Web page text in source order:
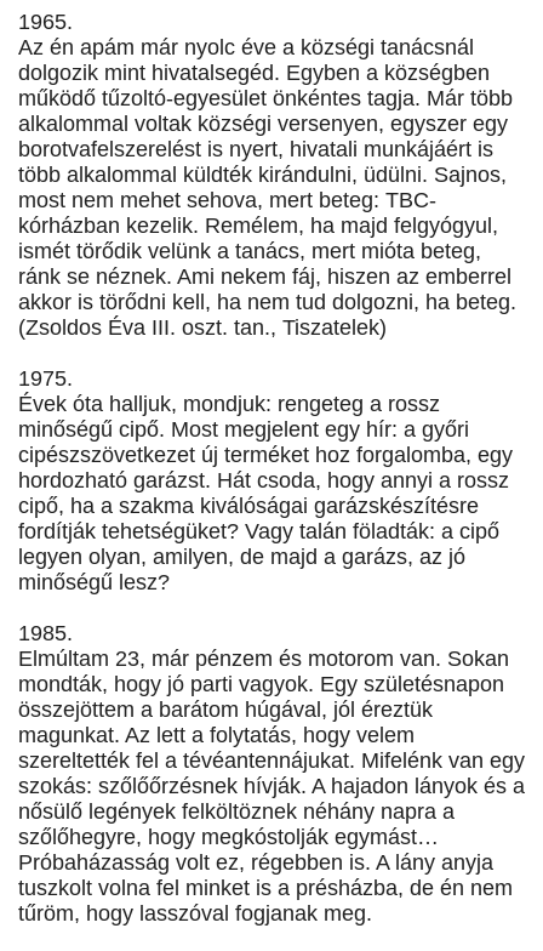
1965.
Az én apám már nyolc éve a községi tanácsnál
dolgozik mint hivatalsegéd. Egyben a községben
működő tűzoltó-egyesület önkéntes tagja. Már több
alkalommal voltak községi versenyen, egyszer egy
borotvafelszerelést is nyert, hivatali munkájáért is
több alkalommal küldték kirándulni, üdülni. Sajnos,
most nem mehet sehova, mert beteg: TBC-
kórházban kezelik. Remélem, ha majd felgyógyul,
ismét törődik velünk a tanács, mert mióta beteg,
ránk se néznek. Ami nekem fáj, hiszen az emberrel
akkor is törődni kell, ha nem tud dolgozni, ha beteg.
(Zsoldos Éva III. oszt. tan., Tiszatelek)
1975.
Évek óta halljuk, mondjuk: rengeteg a rossz
minőségű cipő. Most megjelent egy hír: a győri
cipészszövetkezet új terméket hoz forgalomba, egy
hordozható garázst. Hát csoda, hogy annyi a rossz
cipő, ha a szakma kiválóságai garázskészítésre
fordítják tehetségüket? Vagy talán föladták: a cipő
legyen olyan, amilyen, de majd a garázs, az jó
minőségű lesz?
1985.
Elmúltam 23, már pénzem és motorom van. Sokan
mondták, hogy jó parti vagyok. Egy születésnapon
összejöttem a barátom húgával, jól éreztük
magunkat. Az lett a folytatás, hogy velem
szereltették fel a tévéantennájukat. Mifelénk van egy
szokás: szőlőőrzésnek hívják. A hajadon lányok és a
nősülő legények felköltöznek néhány napra a
szőlőhegyre, hogy megkóstolják egymást…
Próbaházasság volt ez, régebben is. A lány anyja
tuszkolt volna fel minket is a présházba, de én nem
tűröm, hogy lasszóval fogjanak meg.